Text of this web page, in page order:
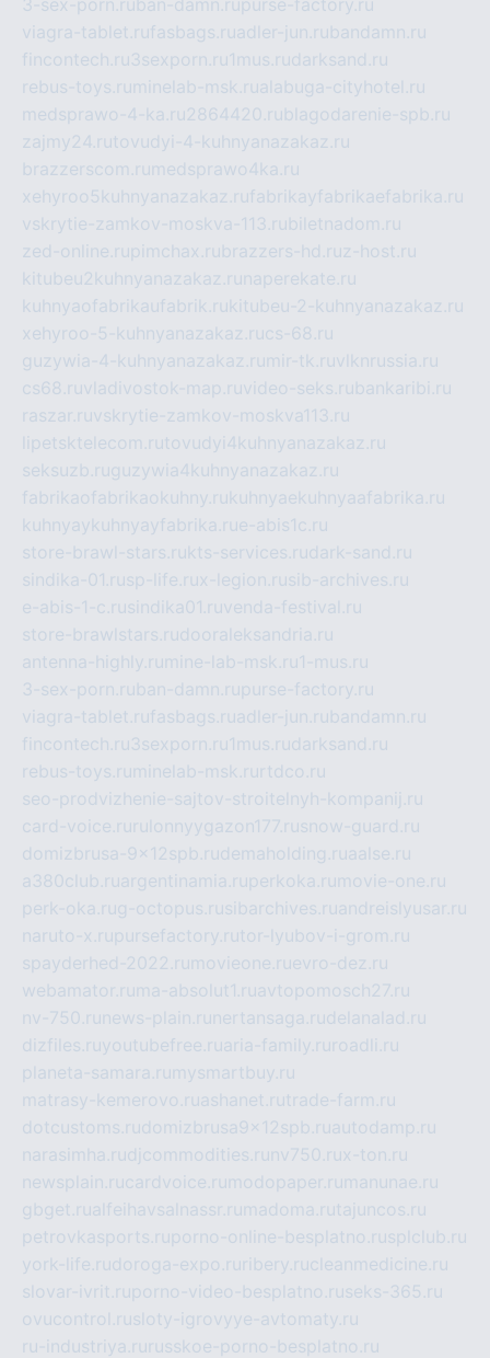
3-sex-porn.ruban-damn.rupurse-factory.ru
viagra-tablet.rufasbags.ruadler-jun.rubandamn.ru
fincontech.ru3sexporn.ru1mus.rudarksand.ru
rebus-toys.ru minelab-msk.rualabuga-cityhotel.ru
medsprawo-4-ka.ru2864420.rublagodarenie-spb.ru
zajmy24.rutovudyi-4-kuhnyanazakaz.ru
brazzerscom.ru medsprawo4ka.ru
xehyroo5kuhnyanazakaz.rufabrikayfabrikaefabrika.ru
vskrytie-zamkov-moskva-113.rubiletnadom.ru
zed-online.rupimchax.rubrazzers-hd.ruz-host.ru
kitubeu2kuhnyanazakaz.ru naperekate.ru
kuhnyaofabrikaufabrik.rukitubeu-2-kuhnyanazakaz.ru
xehyroo-5-kuhnyanazakaz.rucs-68.ru
guzywia-4-kuhnyanazakaz.ru mir-tk.ruvlknrussia.ru
cs68.ruvladivostok-map.ruvideo-seks.rubankaribi.ru
raszar.ruvskrytie-zamkov-moskva113.ru
lipetsktelecom.rutovudyi4kuhnyanazakaz.ru
seksuzb.ruguzywia4kuhnyanazakaz.ru
fabrikaofabrikaokuhny.rukuhnyaekuhnyaafabrika.ru
kuhnyaykuhnyayfabrika.rue-abis1c.ru
store-brawl-stars.rukts-services.rudark-sand.ru
sindika-01.rusp-life.rux-legion.rusib-archives.ru
e-abis-1-c.rusindika01.ruvenda-festival.ru
store-brawlstars.rudooraleksandria.ru
antenna-highly.ru mine-lab-msk.ru1-mus.ru
3-sex-porn.ruban-damn.rupurse-factory.ru
viagra-tablet.rufasbags.ruadler-jun.rubandamn.ru
fincontech.ru3sexporn.ru1mus.rudarksand.ru
rebus-toys.ru minelab-msk.ru rtdco.ru
seo-prodvizhenie-sajtov-stroitelnyh-kompanij.ru
card-voice.ru rulonnyygazon177.rusnow-guard.ru
domizbrusa-9x12spb.rudemaholding.ruaalse.ru
a380club.ruargentinamia.ruperkoka.ru movie-one.ru
perk-oka.rug-octopus.rusibarchives.ruandreislyusar.ru
naruto-x.rupursefactory.rutor-lyubov-i-grom.ru
spayderhed-2022.ru movieone.ruevro-dez.ru
webamator.ru ma-absolut1.ruavtopomosch27.ru
nv-750.ru news-plain.ru nertansaga.rudelanalad.ru
dizfiles.ruyoutubefree.ruaria-family.ru roadli.ru
planeta-samara.ru mysmartbuy.ru
matrasy-kemerovo.ruashanet.rutrade-farm.ru
dotcustoms.rudomizbrusa9x12spb.ruautodamp.ru
narasimha.rudjcommodities.ru nv750.rux-ton.ru
newsplain.rucardvoice.ru modopaper.ru manunae.ru
gbget.rualfeihavsalnassr.ru madoma.rutajuncos.ru
petrovkasports.ruporno-online-besplatno.rusplclub.ru
york-life.rudoroga-expo.ru ribery.rucleanmedicine.ru
slovar-ivrit.ruporno-video-besplatno.ruseks-365.ru
ovucontrol.rusloty-igrovyye-avtomaty.ru
ru-industriya.ru russkoe-porno-besplatno.ru